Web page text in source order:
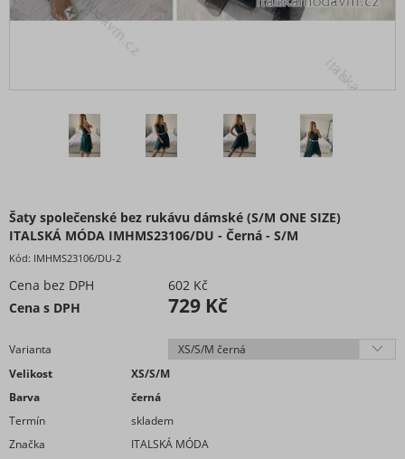
Šaty společenské bez rukávu dámské (S/M ONE SIZE)
ITALSKÁ MÓDA IMHMS23106/DU - Černá - S/M
Kód: IMHMS23106/DU-2
Cena bez DPH
602 Kč
Cena s DPH
729 Kč
Varianta
Velikost
XS/S/M
Barva
černá
Termín
skladem
Značka
ITALSKÁ MÓDA